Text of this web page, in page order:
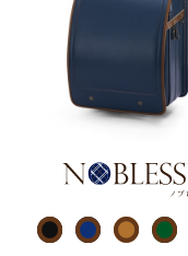
ランドセルのベージ
ベージュのランドセ
ワンのランドセルを
安らぎと上品さ 「
グリーン